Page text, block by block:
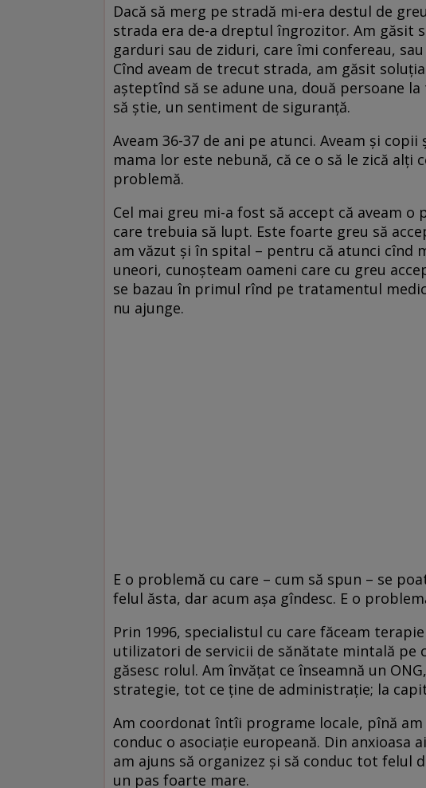
Dacă să merg pe stradă mi-era destul de
strada era de-a dreptul îngrozitor. Am găsit
garduri sau de ziduri, care îmi confereau,
Cînd aveam de trecut strada, am găsit
aşteptînd să se adune una, două persoane
să ştie, un sentiment de siguranţă.
Aveam 36-37 de ani pe atunci. Aveam şi
mama lor este nebună, că ce o să le zică alţi
problemă.
Cel mai greu mi-a fost să accept că aveam o
care trebuia să lupt. Este foarte greu să
am văzut şi în spital – pentru că atunci cînd
uneori, cunoşteam oameni care cu greu
se bazau în primul rînd pe tratamentul
nu ajunge.
E o problemă cu care – cum să spun – se
felul ăsta, dar acum aşa gîndesc. E o
Prin 1996, specialistul cu care făceam
utilizatori de servicii de sănătate mintală pe
găsesc rolul. Am învăţat ce înseamnă un
strategie, tot ce ţine de administraţie; la
Am coordonat întîi programe locale, pînă
conduc o asociaţie europeană. Din anxioasa
am ajuns să organizez şi să conduc tot felul
un pas foarte mare.